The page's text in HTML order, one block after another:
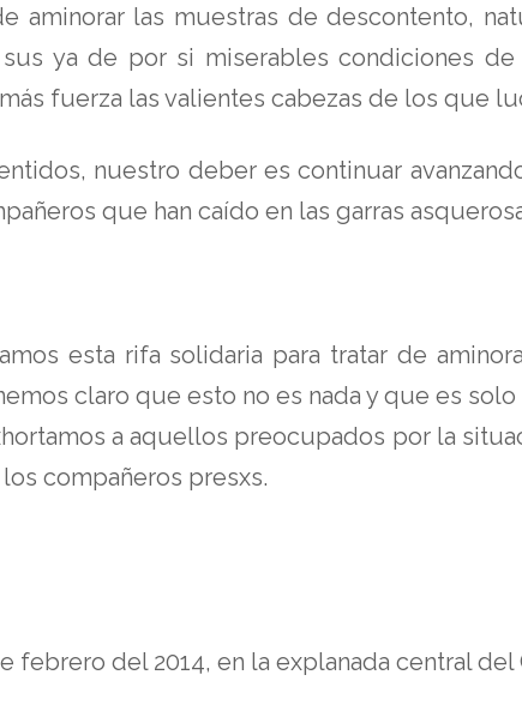
aminorar las muestras de descontento,
ya de por si miserables condiciones
fuerza las valientes cabezas de los que
nuestro deber es continuar
que han caído en las garras
esta rifa solidaria para tratar de
claro que esto no es nada y que es
a aquellos preocupados por la
compañeros presxs.
febrero del 2014, en la explanada central del